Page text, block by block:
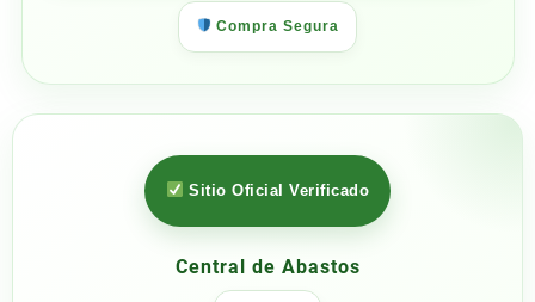
Compra Segura
Sitio Oficial Verificado
Central de Abastos